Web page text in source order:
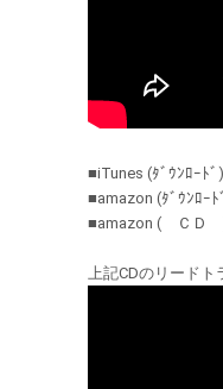
■iTunes (ﾀﾞｳﾝﾛｰﾄ
■amazon (ﾀﾞｳﾝﾛｰ
■amazon ( ＣＤ
上記CDのリードト